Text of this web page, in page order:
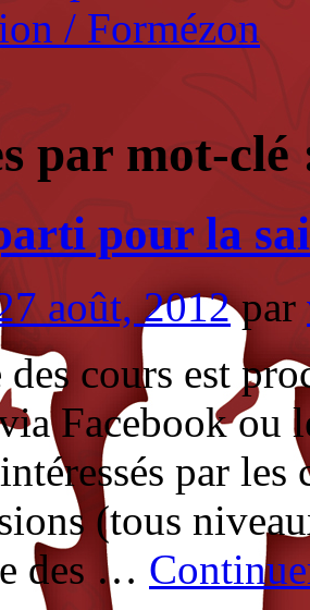
/ Formézon
par mot-
pour la
août, 2012 par
cours est
Facebook ou
par
(tous
des …